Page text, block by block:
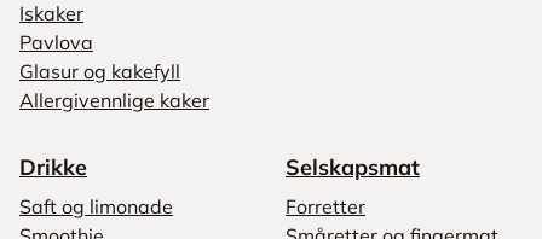
Iskaker
Pavlova
Glasur og kakefyll
Allergivennlige kaker
Drikke
Saft og limonade
Selskapsmat
Forretter